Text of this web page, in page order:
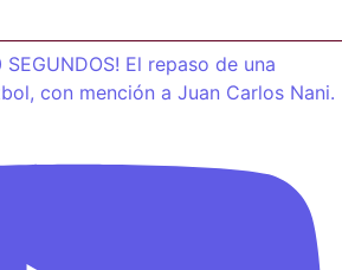
El repaso de una
con mención a Juan Carlos Nani.